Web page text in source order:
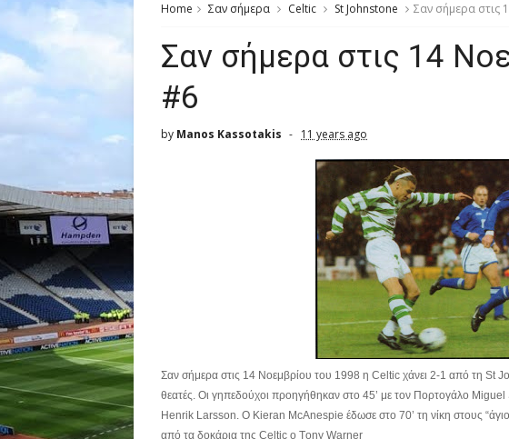
Home Σαν σήμερα Celtic St Johnstone Σαν σήμερα στις
Σαν σήμερα στις 14
#6
by Manos Kassotakis 11 years ago
Σαν σήμερα στις 14 Νοεμβρίου του 1998 η Celtic χάνει 2-1 από τη St
θεατές. Oι γηπεδούχοι προηγήθηκαν στο 45’ με τον Πορτογάλο Miguel
Henrik Larsson. O Kieran McAnespie έδωσε στο 70’ τη νίκη στους
από τα δοκάρια της Celtic o Τony Warner